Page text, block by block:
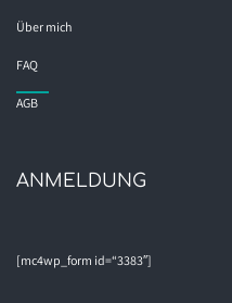
Über mich
FAQ
AGB
ANMELDUNG
[mc4wp_form id=“3383″]